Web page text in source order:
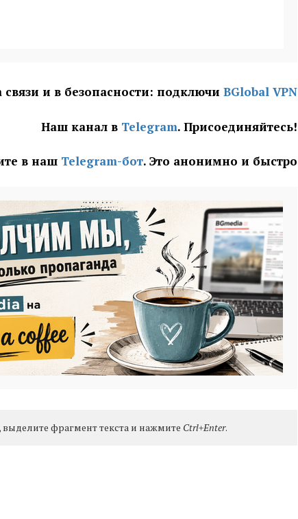
связи и в безопасности: подключи BGlobal VPN
Наш канал в Telegram. Присоединяйтесь!
в наш Telegram-бот. Это анонимно и быстро
фрагмент текста и нажмите Ctrl+Enter.